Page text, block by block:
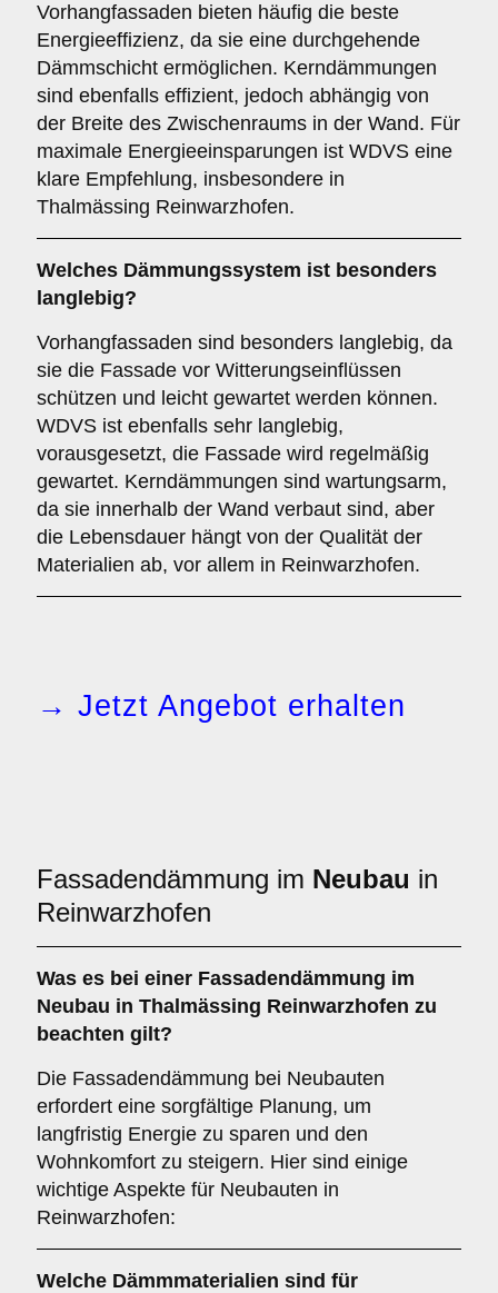
Vorhangfassaden bieten häufig die beste
Energieeffizienz, da sie eine durchgehende
Dämmschicht ermöglichen. Kerndämmungen
sind ebenfalls effizient, jedoch abhängig von
der Breite des Zwischenraums in der Wand. Für
maximale Energieeinsparungen ist WDVS eine
klare Empfehlung, insbesondere in
Thalmässing Reinwarzhofen.
Welches Dämmungssystem ist besonders
langlebig?
Vorhangfassaden sind besonders langlebig, da
sie die Fassade vor Witterungseinflüssen
schützen und leicht gewartet werden können.
WDVS ist ebenfalls sehr langlebig,
vorausgesetzt, die Fassade wird regelmäßig
gewartet. Kerndämmungen sind wartungsarm,
da sie innerhalb der Wand verbaut sind, aber
die Lebensdauer hängt von der Qualität der
Materialien ab, vor allem in Reinwarzhofen.
→ Jetzt Angebot erhalten
Fassadendämmung im Neubau in
Reinwarzhofen
Was es bei einer Fassadendämmung im
Neubau in Thalmässing Reinwarzhofen zu
beachten gilt?
Die Fassadendämmung bei Neubauten
erfordert eine sorgfältige Planung, um
langfristig Energie zu sparen und den
Wohnkomfort zu steigern. Hier sind einige
wichtige Aspekte für Neubauten in
Reinwarzhofen:
Welche Dämmmaterialien sind für